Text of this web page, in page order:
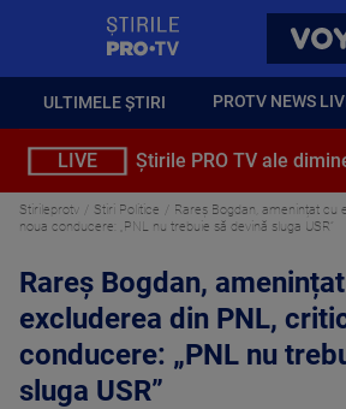
ULTIMELE ȘTIRI PROTV NEWS
LIVE Știrile PRO TV ale
Stirileprotv Stiri Politice
Rareș Bogdan, amenințat cu
noua conducere: „PNL nu trebuie să devină sluga USR”
Rareș Bogdan,
excluderea din PNL,
conducere: „PNL nu
sluga USR”